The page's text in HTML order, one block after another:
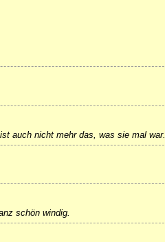
auch nicht mehr das, was sie mal war.
schön windig.